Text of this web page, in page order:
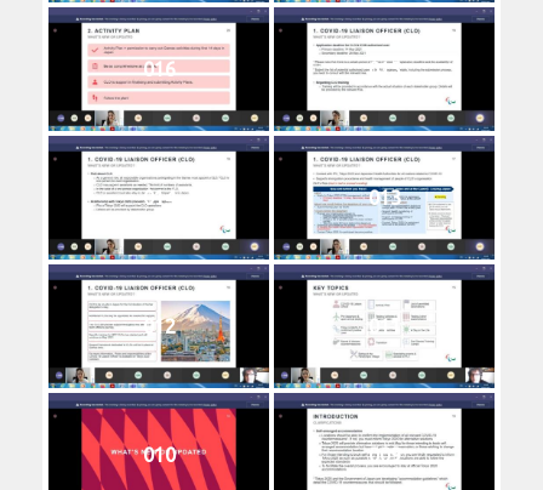
016 015
014 013
012 011
010 009